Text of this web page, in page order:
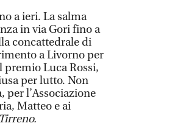
a ieri. La salma
in via Gori fino a
concattedrale di
a Livorno per
premio Luca Rossi,
per lutto. Non
l’Associazione
Matteo e ai
Tirreno.